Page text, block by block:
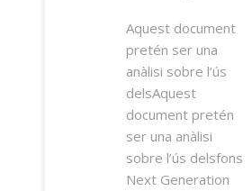
Aquest document
pretén ser una
anàlisi sobre l’ús
delsAquest
document pretén
ser una anàlisi
sobre l’ús delsfons
Next Generation